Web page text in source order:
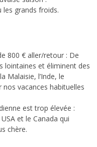
les grands froids.
800 € aller/retour : De
lointaines et éliminent des
Malaisie, l’Inde, le
vacances habituelles
est trop élevée :
et le Canada qui
chère.